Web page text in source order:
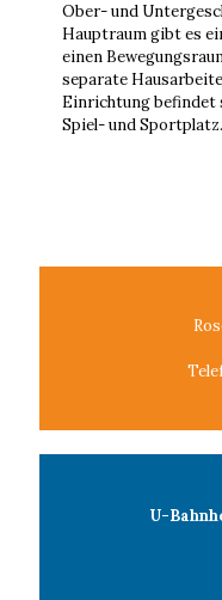
Ober- und
Hauptraum gibt es
einen
separate
Einrichtung befindet
Spiel- und Sportplatz.
U-